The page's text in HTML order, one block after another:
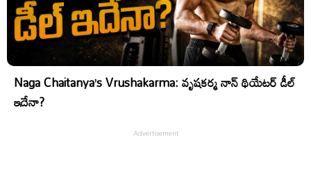
Naga Chaitanya’s Vrushakarma: వృషకర్మ నాన్ థియేటర్ డీల్
ఇదేనా?